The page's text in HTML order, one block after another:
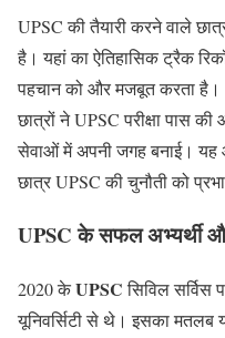
UPSC की तैयारी करने वाले
है। यहां का ऐतिहासिक ट्रैक
पहचान को और मजबूत करता
छात्रों ने UPSC परीक्षा पास
सेवाओं में अपनी जगह बनाई। यह
छात्र UPSC की चुनौती को
UPSC के सफल अभ्यर्थी
2020 केUPSCसिविल सर्विस
यूनिवर्सिटी से थे। इसका मतलब